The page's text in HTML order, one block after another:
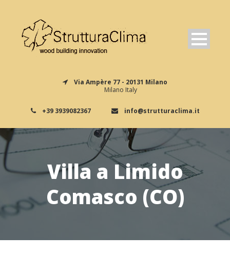
Via Ampère 77 - 20131 Milano
Milano Italy
+39 3939082367 info@strutturaclima.it
Villa a Limido
Comasco (CO)